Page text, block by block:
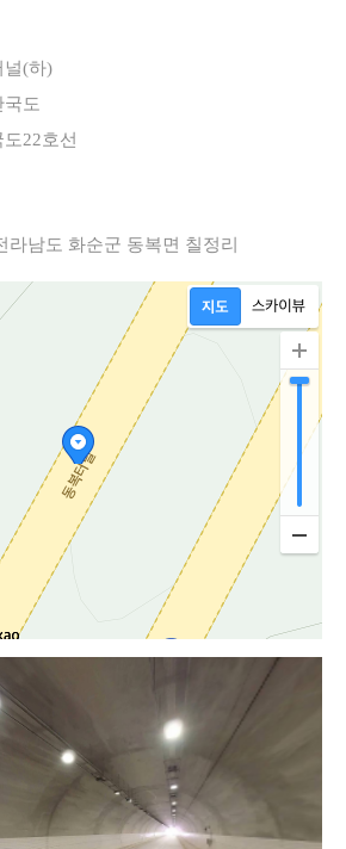
널(하)
국도
22호선
라남도 화순군 동복면 칠정리
동